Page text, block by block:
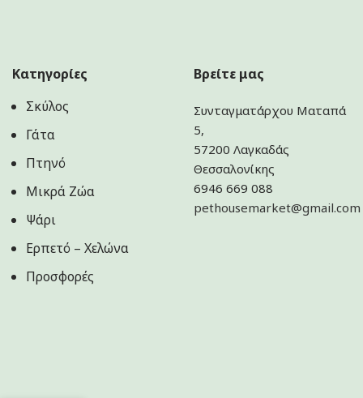
Κατηγορίες
Σκύλος
Γάτα
Πτηνό
Μικρά Ζώα
Ψάρι
Ερπετό – Χελώνα
Προσφορές
Βρείτε μας
Συνταγματάρχου Ματαπά
5,
57200 Λαγκαδάς
Θεσσαλονίκης
6946 669 088
pethousemarket@gmail.com